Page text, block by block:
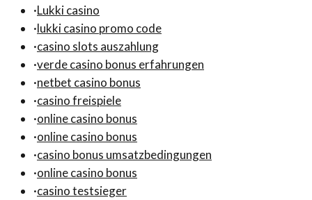
·Lukki casino
·lukki casino promo code
·casino slots auszahlung
·verde casino bonus erfahrungen
·netbet casino bonus
·casino freispiele
·online casino bonus
·online casino bonus
·casino bonus umsatzbedingungen
·online casino bonus
·casino testsieger